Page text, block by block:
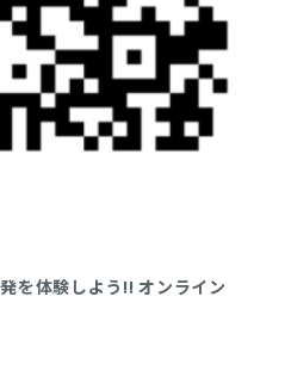
を体験しよう!! オンライン